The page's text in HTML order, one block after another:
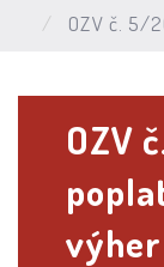
OZV č. 5/
OZV